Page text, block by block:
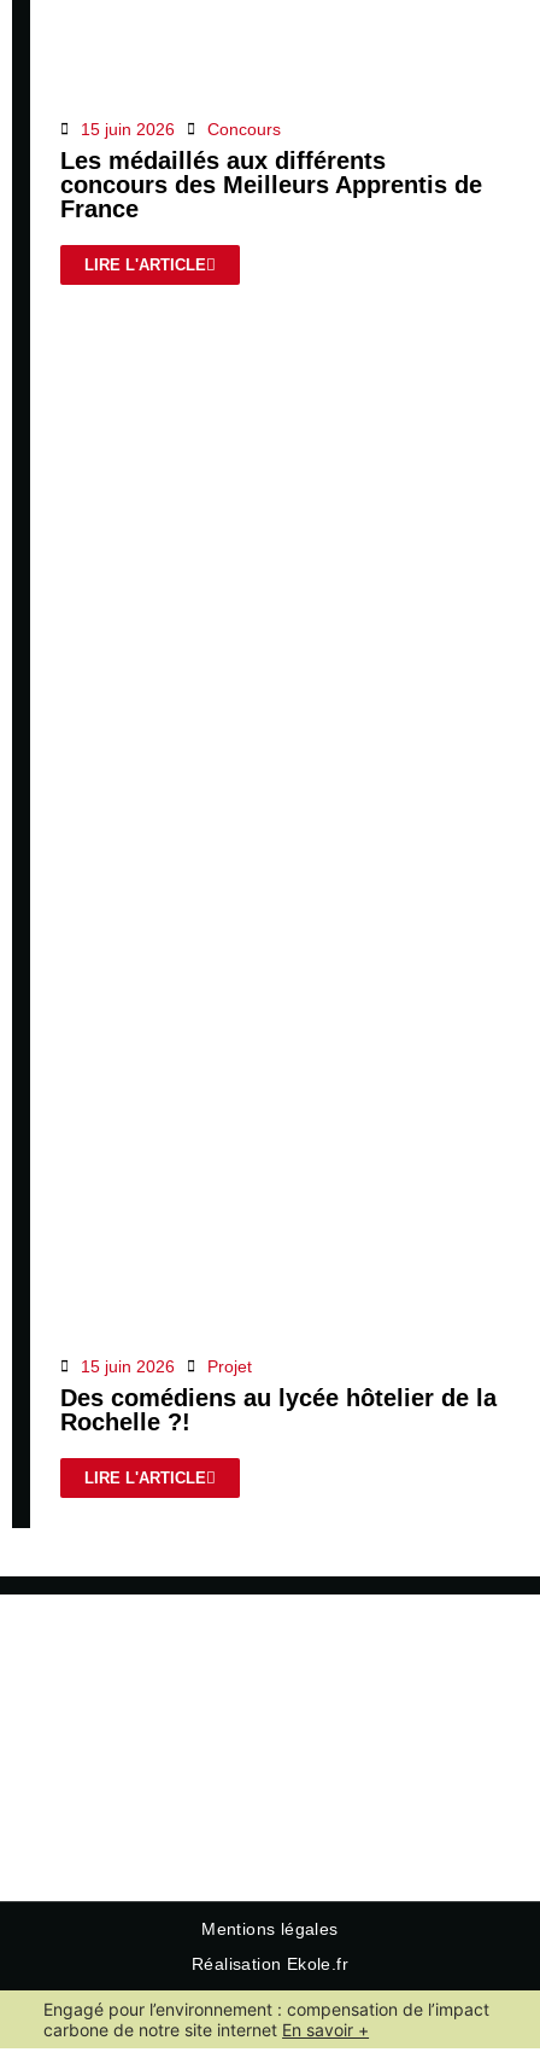
15 juin 2026 Concours
Les médaillés aux différents
concours des Meilleurs Apprentis de
France
LIRE L'ARTICLE
15 juin 2026 Projet
Des comédiens au lycée hôtelier de la
Rochelle ?!
LIRE L'ARTICLE
Mentions légales
Réalisation Ekole.fr
Engagé pour l’environnement : compensation de l’impact
carbone de notre site internet En savoir +